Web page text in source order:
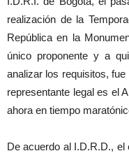
realización de la
República en la
único proponente y a
analizar los requisitos,
representante legal es el
ahora en tiempo
De acuerdo al I.D.R.D.,